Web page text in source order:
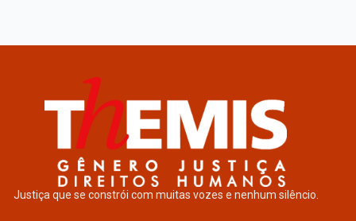
Justiça que se constrói com muitas vozes e nenhum silêncio.